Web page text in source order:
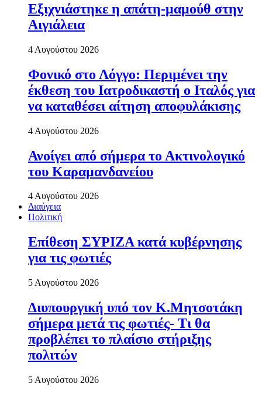
Εξιχνιάστηκε η απάτη-μαμούθ στην
Αιγιάλεια
4 Αυγούστου 2026
Φονικό στο Λόγγο: Περιµένει την
έκθεση του Ιατροδικαστή ο Ιταλός για
να καταθέσει αίτηση αποφυλάκισης
4 Αυγούστου 2026
Ανοίγει από σήµερα το Ακτινολογικό
του Καραµανδανείου
4 Αυγούστου 2026
Διαύγεια
Πολιτική
Επίθεση ΣΥΡΙΖΑ κατά κυβέρνησης
για τις φωτιές
5 Αυγούστου 2026
Διυπουργική υπό τον Κ.Μητσοτάκη
σήμερα μετά τις φωτιές- Τι θα
προβλέπει το πλαίσιο στήριξης
πολιτών
5 Αυγούστου 2026